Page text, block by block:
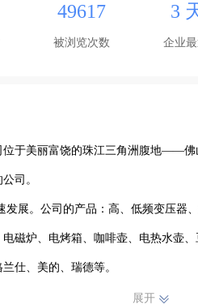
49617
被浏览次数
3
企业
于美丽富饶的珠江三角洲腹地——佛
司。
。公司的产品：高、低频变压器、
磁炉、电烤箱、咖啡壶、电热水壶
仕、美的、瑞德等。
有员工500余人，拥有较强的技术和
展开